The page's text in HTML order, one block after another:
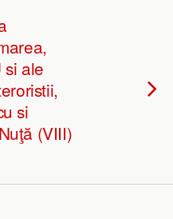
si ale
si
(VIII)